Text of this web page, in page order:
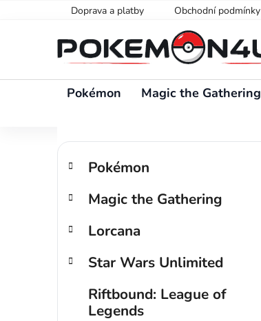
Doprava a platby Obchodní podmínky
Pokémon Magic the Gathering
P Přeskočit
kategorie
K
a
e
o
i
Pokémon
Magic the Gathering
Lorcana
Star Wars Unlimited
Riftbound: League of
Legends